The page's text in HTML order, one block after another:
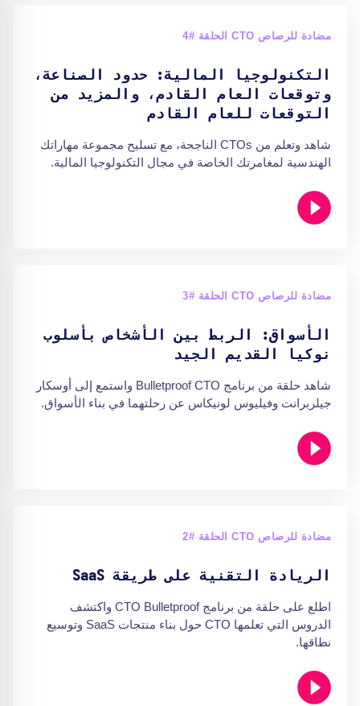
مضادة للرصاص CTO الحلقة #4
التكنولوجيا المالية: حدود الصناعة،
وتوقعات العام القادم، والمزيد من
التوقعات للعام القادم
شاهد وتعلم من CTOs الناجحة، مع تسليح مجموعة مهاراتك
الهندسية لمغامرتك الخاصة في مجال التكنولوجيا المالية.
مضادة للرصاص CTO الحلقة #3
الأسواق: الربط بين الأشخاص بأسلوب
نوكيا القديم الجيد
شاهد حلقة من برنامج Bulletproof CTO واستمع إلى أوسكار
جيلربرانت وفيليوس لونيكاس عن رحلتهما في بناء الأسواق.
مضادة للرصاص CTO الحلقة #2
الريادة التقنية على طريقة SaaS
اطلع على حلقة من برنامج CTO Bulletproof واكتشف
الدروس التي تعلمها CTO حول بناء منتجات SaaS وتوسيع
نطاقها.